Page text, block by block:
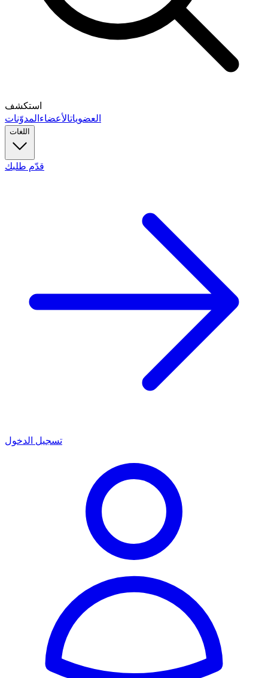
استكشف
العضوياتالأعضاءالمدوّنات
اللغات
قدّم طلبك
تسجيل الدخول